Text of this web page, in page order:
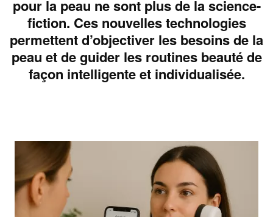
pour la peau ne sont plus de la science-
fiction. Ces nouvelles technologies
permettent d’objectiver les besoins de la
peau et de guider les routines beauté de
façon intelligente et individualisée.